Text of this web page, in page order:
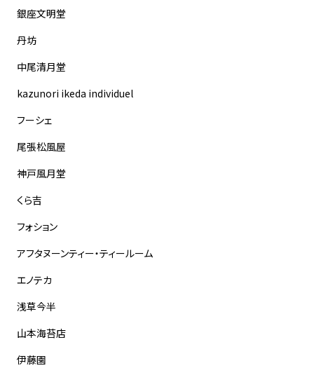
銀座文明堂
丹坊
中尾清月堂
kazunori ikeda individuel
フーシェ
尾張松風屋
神戸風月堂
くら吉
フォション
アフタヌーンティー・ティールーム
エノテカ
浅草今半
山本海苔店
伊藤園